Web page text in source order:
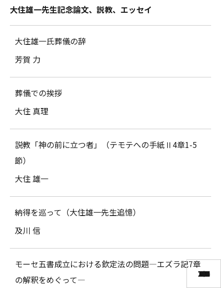
大住雄一先生記念論文、説教、エッセイ
大住雄一氏葬儀の辞
芳賀 力
葬儀での挨拶
大住 真理
説教「神の前に立つ者」（テモテへの手紙Ⅱ4章1-5
節）
大住 雄一
納得を巡って（大住雄一先生追憶）
及川 信
モーセ五書成立における欽定法の問題―エズラ記7章
の解釈をめぐって―
３
15
35
53
69
85
99
117
125
143
157
163
３
17
29
47
73
105
131
151
173
197
221
３
29
41
51
75
89
113
137
159
187
３
25
39
67
89
111
123
３
15
31
45
57
75
89
101
123
139
３
15
40
59
80
80
123
125
126
127
128
129
131
135
139
142
144
151
131
173
178
189
200
207
212
217
225
233
238
241
250
259
269
284